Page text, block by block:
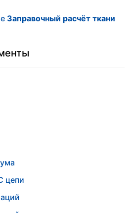
Заправочный расчёт ткани
цепи